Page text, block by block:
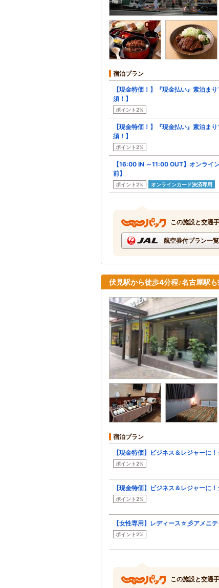
宿泊プラン
【現金特価！】『現金払い』素泊ま
須！】
ポイント2%
【現金特価！】『現金払い』素泊ま
須！】
ポイント2%
【16:00 IN ～11:00 OUT】オンラ
前】
ポイント2% オンラインカード決済専用
この施設と交通
航空券付プラン一
伏見駅から徒歩4分程♪名古屋駅
宿泊プラン
【現金特価】ビジネス＆レジャーに
ポイント2%
【現金特価】ビジネス＆レジャーに
ポイント2%
【女性専用】レディース☆彡アメニテ
ポイント2%
この施設と交通